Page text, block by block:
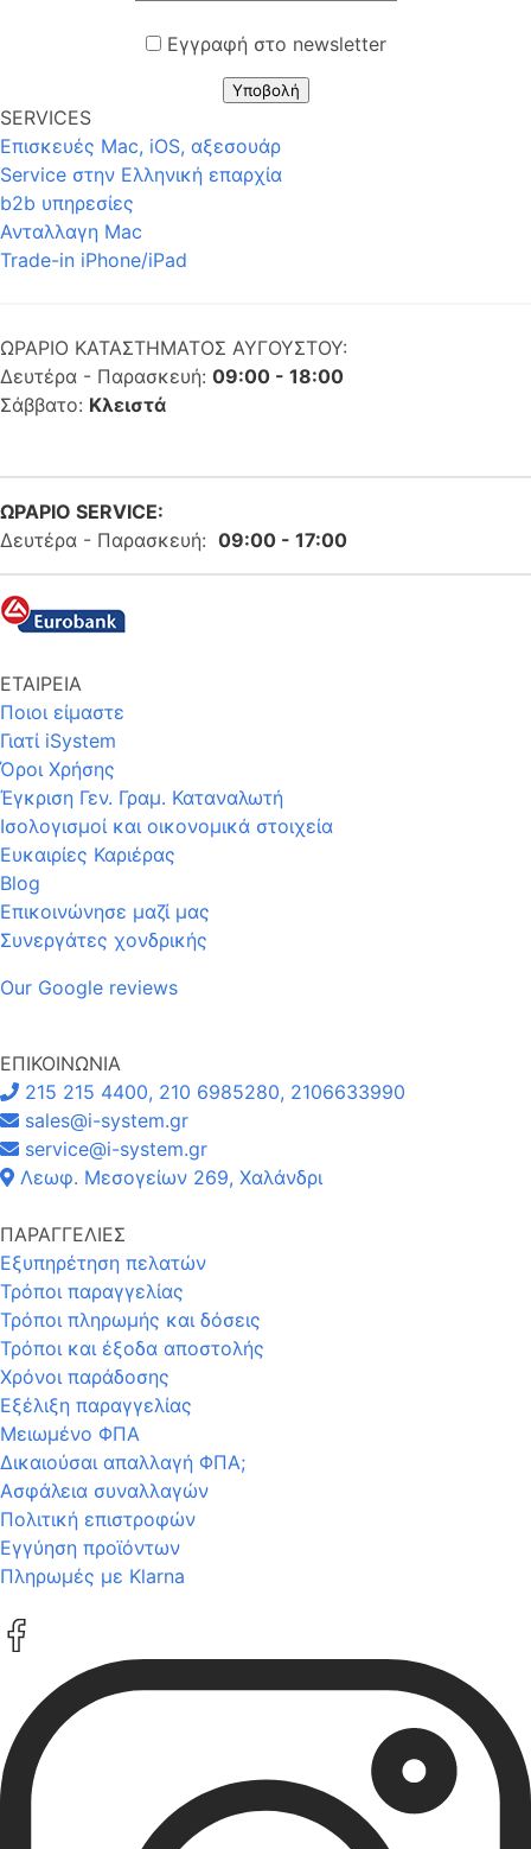
Εγγραφή στο newsletter
Υποβολή
SERVICES
Επισκευές Mac, iOS, αξεσουάρ
Service στην Eλληνική επαρχία
b2b υπηρεσίες
Ανταλλαγη Mac
Trade-in iPhone/iPad
ΩΡΑΡΙΟ ΚΑΤΑΣΤΗΜΑΤΟΣ ΑΥΓΟΥΣΤΟΥ:
Δευτέρα - Παρασκευή: 09:00 - 18:00
Σάββατο: Κλειστά
ΩΡΑΡΙΟ SERVICE:
Δευτέρα - Παρασκευή: 09:00 - 17:00
ΕΤΑΙΡΕΙΑ
Ποιοι είμαστε
Γιατί iSystem
Όροι Χρήσης
Έγκριση Γεν. Γραμ. Καταναλωτή
Ισολογισμοί και οικονομικά στοιχεία
Ευκαιρίες Καριέρας
Blog
Επικοινώνησε μαζί μας
Συνεργάτες χονδρικής
Our Google reviews
ΕΠΙΚΟΙΝΩΝΙΑ
215 215 4400, 210 6985280, 2106633990
sales@i-system.gr
service@i-system.gr
Λεωφ. Μεσογείων 269, Χαλάνδρι
ΠΑΡΑΓΓΕΛΙΕΣ
Εξυπηρέτηση πελατών
Τρόποι παραγγελίας
Τρόποι πληρωμής και δόσεις
Τρόποι και έξοδα αποστολής
Χρόνοι παράδοσης
Εξέλιξη παραγγελίας
Μειωμένο ΦΠΑ
Δικαιούσαι απαλλαγή ΦΠΑ;
Ασφάλεια συναλλαγών
Πολιτική επιστροφών
Εγγύηση προϊόντων
Πληρωμές με Klarna